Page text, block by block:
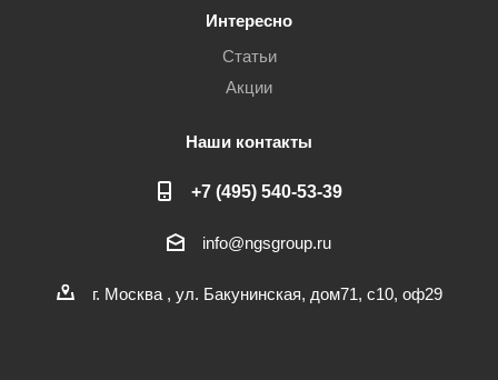
Интересно
Статьи
Акции
Наши контакты
+7 (495) 540-53-39
info@ngsgroup.ru
г. Москва , ул. Бакунинская, дом71, с10, оф29